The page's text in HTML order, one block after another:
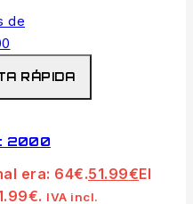
de
RÁPIDA
2000
era: 64€.51.99€El
IVA incl.